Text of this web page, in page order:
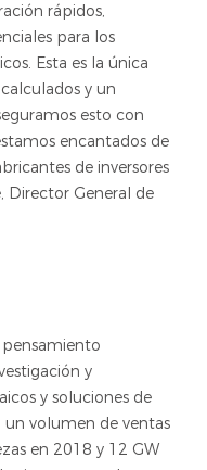
rápidos,
para los
Esta es la única
y un
esto con
encantados de
de inversores
Director General de
pensamiento
y
y soluciones de
volumen de ventas
en 2018 y 12 GW